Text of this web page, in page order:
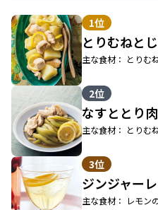
1位
とりむねと
主な食材： とりむ
2位
なすととり
主な食材： とりむ
3位
ジンジャー
主な食材： レモン